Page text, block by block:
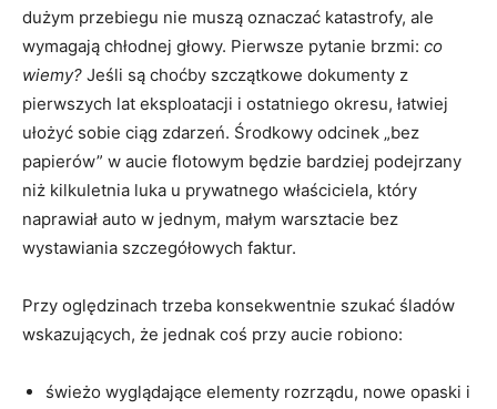
dużym przebiegu nie muszą oznaczać katastrofy, ale
wymagają chłodnej głowy. Pierwsze pytanie brzmi: co
wiemy? Jeśli są choćby szczątkowe dokumenty z
pierwszych lat eksploatacji i ostatniego okresu, łatwiej
ułożyć sobie ciąg zdarzeń. Środkowy odcinek „bez
papierów” w aucie flotowym będzie bardziej podejrzany
niż kilkuletnia luka u prywatnego właściciela, który
naprawiał auto w jednym, małym warsztacie bez
wystawiania szczegółowych faktur.
Przy oględzinach trzeba konsekwentnie szukać śladów
wskazujących, że jednak coś przy aucie robiono:
świeżo wyglądające elementy rozrządu, nowe opaski i